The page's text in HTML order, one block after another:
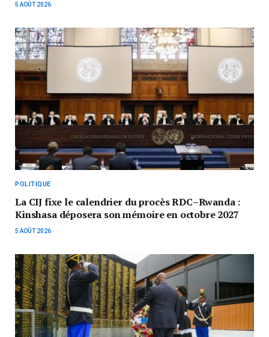
5 AOÛT 2026
POLITIQUE
La CIJ fixe le calendrier du procès RDC–Rwanda :
Kinshasa déposera son mémoire en octobre 2027
5 AOÛT 2026